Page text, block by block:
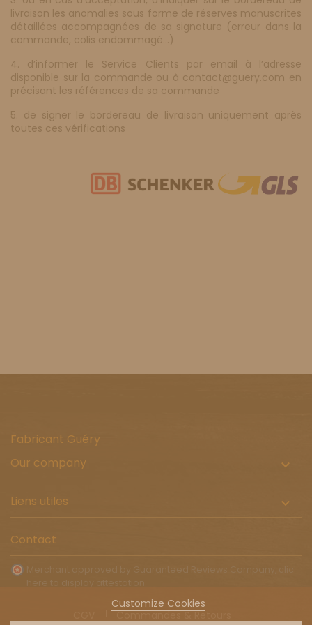
Customize Cookies
livraison les anomalies sous forme de réserves manuscrites
détaillées accompagnées de sa signature (erreur dans la
commande, colis endommagé…)
4.
d’informer le Service Clients par email à l’adresse
disponible sur la commande ou à contact@guery.com en
précisant les références de sa commande
5. de signer le bordereau de livraison uniquement après
toutes ces vérifications
Fabricant Guéry
Our company

Liens utiles 
Contact
Commandes & Retours